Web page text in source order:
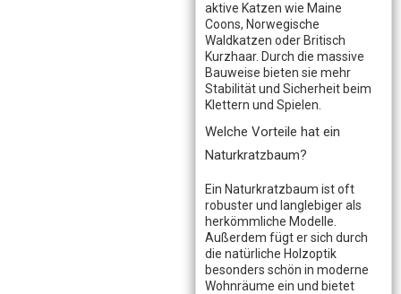
aktive Katzen wie Maine
Coons, Norwegische
Waldkatzen oder Britisch
Kurzhaar. Durch die massive
Bauweise bieten sie mehr
Stabilität und Sicherheit beim
Klettern und Spielen.
Welche Vorteile hat ein
Naturkratzbaum?
Ein Naturkratzbaum ist oft
robuster und langlebiger als
herkömmliche Modelle.
Außerdem fügt er sich durch
die natürliche Holzoptik
besonders schön in moderne
Wohnräume ein und bietet